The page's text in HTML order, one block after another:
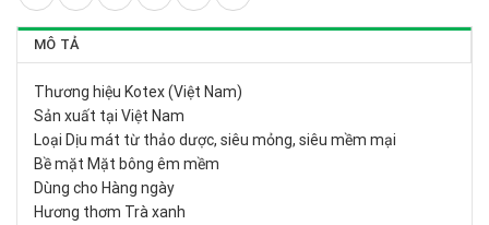
MÔ TẢ
Thương hiệu Kotex (Việt Nam)
Sản xuất tại Việt Nam
Loại Dịu mát từ thảo dược, siêu mỏng, siêu mềm mại
Bề mặt Mặt bông êm mềm
Dùng cho Hàng ngày
Hương thơm Trà xanh